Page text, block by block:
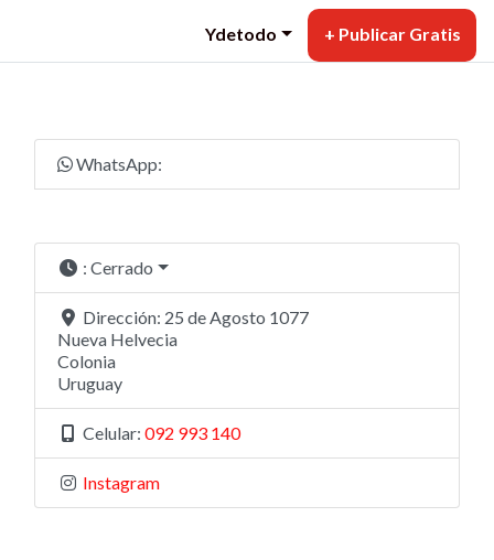
Ydetodo + Publicar Gratis
WhatsApp:
: Cerrado
Dirección: 25 de Agosto 1077
Nueva Helvecia
Colonia
Uruguay
Celular: 092 993 140
Instagram